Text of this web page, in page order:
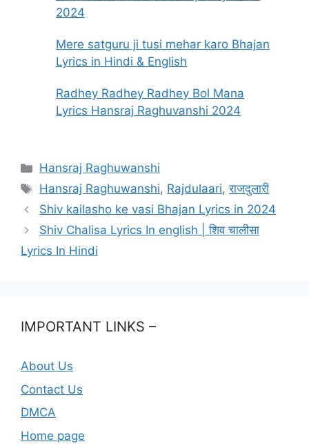
2024
Mere satguru ji tusi mehar karo Bhajan
Lyrics in Hindi & English
Radhey Radhey Radhey Bol Mana
Lyrics Hansraj Raghuvanshi 2024
Categories
Hansraj Raghuwanshi
Tags
Hansraj Raghuwanshi, Rajdulaari,राजदुलारी
Shiv kailasho ke vasi Bhajan Lyrics in 2024
Shiv Chalisa Lyrics In english | शिव चालीसा
Lyrics In Hindi
IMPORTANT LINKS –
About Us
Contact Us
DMCA
Home page